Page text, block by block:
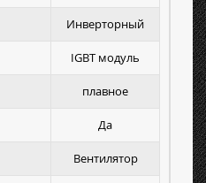
Инверторный
IGBT модуль
плавное
Да
Вентилятор